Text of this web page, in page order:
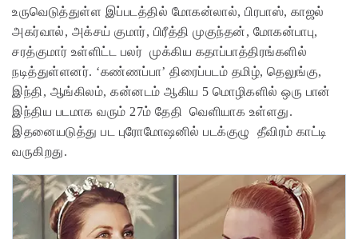
உருவெடுத்துள்ள இப்படத்தில் மோகன்லால், பிரபாஸ், காஜல்
அகர்வால், அக்சய் குமார், பிரீத்தி முகுந்தன், மோகன்பாபு,
சரத்குமார் உள்ளிட்ட பலர் முக்கிய கதாப்பாத்திரங்களில்
நடித்துள்ளனர். ‘கண்ணப்பா’ திரைப்படம் தமிழ், தெலுங்கு,
இந்தி, ஆங்கிலம், கன்னடம் ஆகிய 5 மொழிகளில் ஒரு பான்
இந்திய படமாக வரும் 27ம் தேதி வெளியாக உள்ளது.
இதனையடுத்து பட புரோமோஷனில் படக்குழு தீவிரம் காட்டி
வருகிறது.